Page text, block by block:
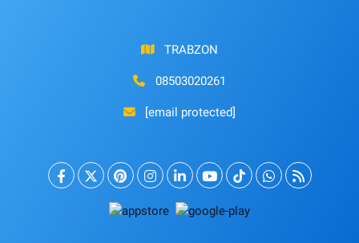
TRABZON
08503020261
[email protected]